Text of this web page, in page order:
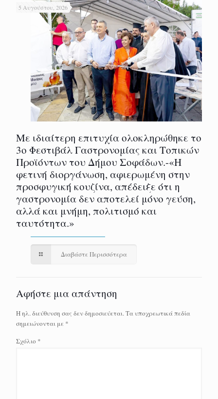
5 Αυγούστου, 2026
Με ιδιαίτερη επιτυχία ολοκληρώθηκε το
3ο Φεστιβάλ Γαστρονομίας και Τοπικών
Προϊόντων του Δήμου Σοφάδων.-«Η
φετινή διοργάνωση, αφιερωμένη στην
προσφυγική κουζίνα, απέδειξε ότι η
γαστρονομία δεν αποτελεί μόνο γεύση,
αλλά και μνήμη, πολιτισμό και
ταυτότητα.»
Διαβάστε Περισσότερα
Αφήστε μια απάντηση
Η ηλ. διεύθυνση σας δεν δημοσιεύεται. Τα υποχρεωτικά πεδία
σημειώνονται με *
Σχόλιο *